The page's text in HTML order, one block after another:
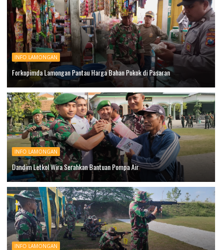
INFO LAMONGAN
Forkopimda Lamongan Pantau Harga Bahan Pokok di Pasaran
INFO LAMONGAN
Dandim Letkol Wira Serahkan Bantuan Pompa Air
INFO LAMONGAN